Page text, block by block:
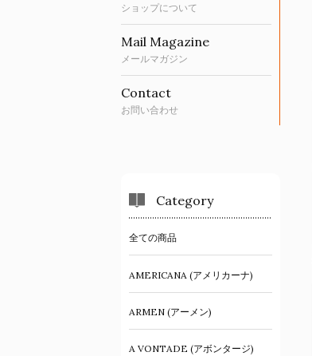
ショップについて
Mail Magazine
メールマガジン
Contact
お問い合わせ
Category
全ての商品
AMERICANA (アメリカーナ)
ARMEN (アーメン)
A VONTADE (アボンタージ)